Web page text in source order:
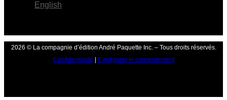
English
2026 © La compagnie d’édition André Paquette Inc. – Tous droits réservés.
Confidentialité
Configurer le consentement